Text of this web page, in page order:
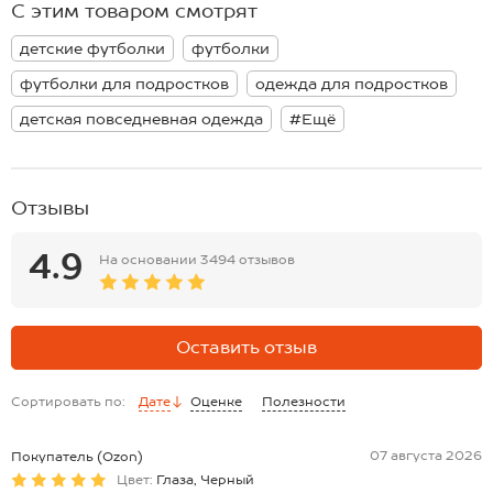
Размер 164: длина:66 см; ширина:45 см.
*замеры выборочные, могут незначительно отличаться.
С этим товаром смотрят
детские футболки
футболки
футболки для подростков
одежда для подростков
детская повседневная одежда
#Ещё
Отзывы
4.9 На основании 3494 отзывов
Оставить отзыв
Сортировать по: Дате Оценке Полезности
Покупатель (Ozon)
07 августа 2026
Цвет: Глаза, Черный